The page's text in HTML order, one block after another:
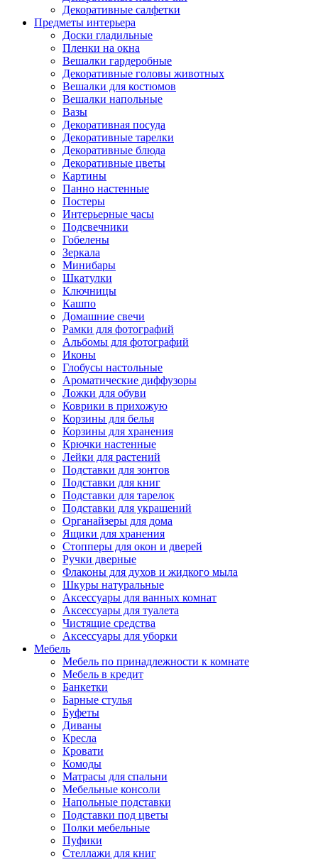
Декоративные салфетки
Предметы интерьера
Доски гладильные
Пленки на окна
Вешалки гардеробные
Декоративные головы животных
Вешалки для костюмов
Вешалки напольные
Вазы
Декоративная посуда
Декоративные тарелки
Декоративные блюда
Декоративные цветы
Картины
Панно настенные
Постеры
Интерьерные часы
Подсвечники
Гобелены
Зеркала
Минибары
Шкатулки
Ключницы
Кашпо
Домашние свечи
Рамки для фотографий
Альбомы для фотографий
Иконы
Глобусы настольные
Ароматические диффузоры
Ложки для обуви
Коврики в прихожую
Корзины для белья
Корзины для хранения
Крючки настенные
Лейки для растений
Подставки для зонтов
Подставки для книг
Подставки для тарелок
Подставки для украшений
Органайзеры для дома
Ящики для хранения
Стопперы для окон и дверей
Ручки дверные
Флаконы для духов и жидкого мыла
Шкуры натуральные
Аксессуары для ванных комнат
Аксессуары для туалета
Чистящие средства
Аксессуары для уборки
Мебель
Мебель по принадлежности к комнате
Мебель в кредит
Банкетки
Барные стулья
Буфеты
Диваны
Кресла
Кровати
Комоды
Матрасы для спальни
Мебельные консоли
Напольные подставки
Подставки под цветы
Полки мебельные
Пуфики
Стеллажи для книг